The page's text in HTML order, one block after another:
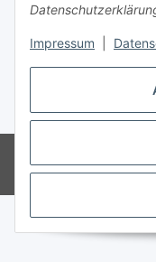
Impressum
Gesetzliche
* Alle Preise inkl.